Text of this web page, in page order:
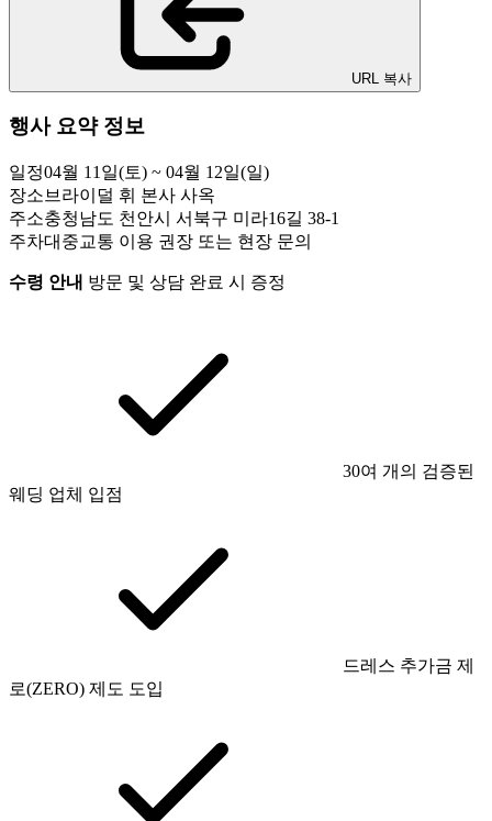
URL 복사
행사 요약 정보
일정04월 11일(토) ~ 04월 12일(일)
장소 브라이덜 휘 본사 사옥
주소충청남도 천안시 서북구 미라16길 38-1
주차대중교통 이용 권장 또는 현장 문의
수령 안내 방문 및 상담 완료 시 증정
30여 개의 검증된
웨딩 업체 입점
드레스 추가금 제
로(ZERO) 제도 도입